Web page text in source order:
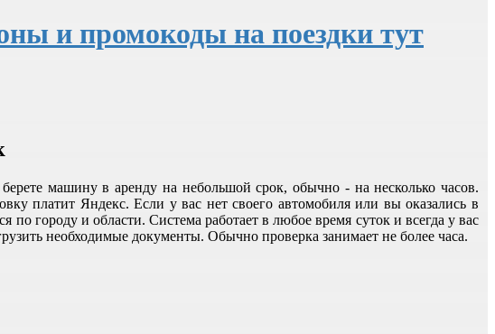
и промокоды на поездки тут
машину в аренду на небольшой срок, обычно - на несколько часов.
платит Яндекс. Если у вас нет своего автомобиля или вы оказались в
городу и области. Система работает в любое время суток и всегда у вас
необходимые документы. Обычно проверка занимает не более часа.